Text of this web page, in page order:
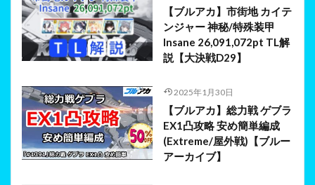
【ブルアカ】市街地 カイテ
ンジャー 神秘/特殊装甲
Insane 26,091,072pt TL解
説【大決戦D29】
2025年1月30日
【ブルアカ】総力戦 ゲブラ
EX1凸攻略 安め簡単編成
(Extreme/屋外戦)【ブルー
アーカイブ】